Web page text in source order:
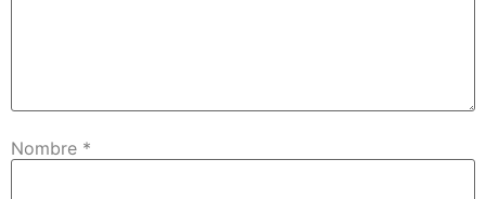
Nombre *